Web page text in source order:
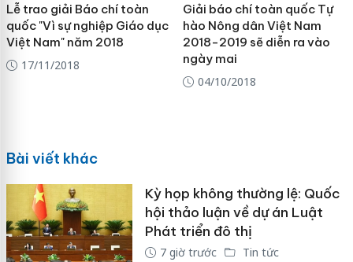
Lễ trao giải Báo chí toàn
quốc "Vì sự nghiệp Giáo dục
Việt Nam" năm 2018
17/11/2018
Giải báo chí toàn quốc Tự
hào Nông dân Việt Nam
2018-2019 sẽ diễn ra vào
ngày mai
04/10/2018
Bài viết khác
Kỳ họp không thường lệ: Quốc
hội thảo luận về dự án Luật
Phát triển đô thị
7 giờ trước Tin tức